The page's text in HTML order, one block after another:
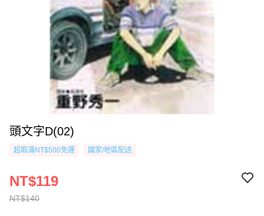
頭文字D(02)
超取滿NT$500免運 國家/地區配送
NT$140
NT$119